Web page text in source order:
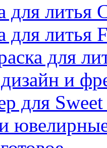
для литья
для литья
для
и
для